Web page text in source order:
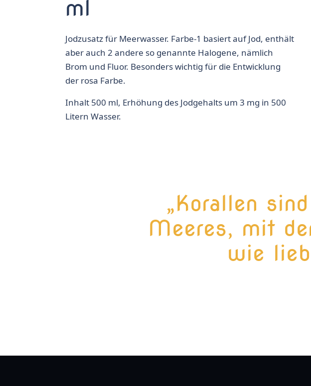
ml
Jodzusatz für Meerwasser. Farbe-1 basiert auf Jod, enthält
aber auch 2 andere so genannte Halogene, nämlich
Brom und Fluor. Besonders wichtig für die Entwicklung
der rosa Farbe.
Inhalt 500 ml, Erhöhung des Jodgehalts um 3 mg in 500
Litern Wasser.
„Korallen
Meeres, mit
wie